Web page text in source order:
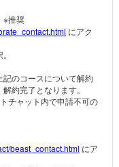
※推奨
にアク
のコースについて解約
約完了となります。
チャット内で申請不可の
beast_contact.html にア